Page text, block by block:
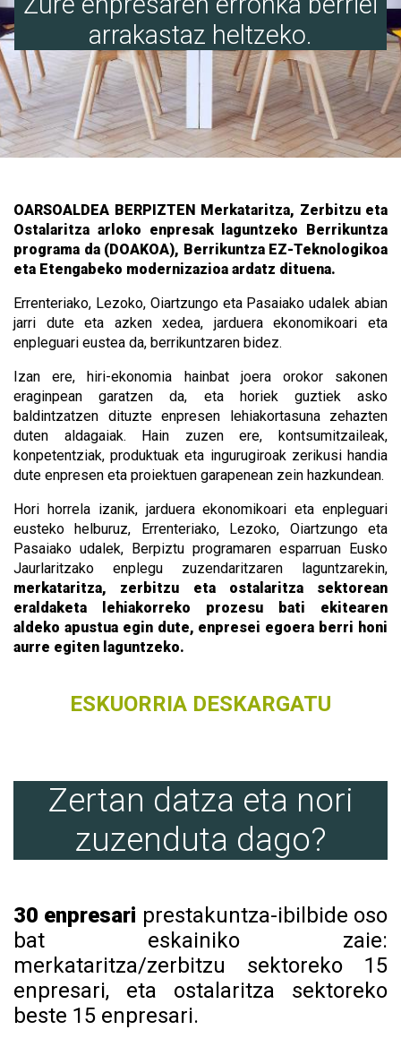
arrakastaz heltzeko.
OARSOALDEA BERPIZTEN Merkataritza, Zerbitzu eta
Ostalaritza arloko enpresak laguntzeko Berrikuntza
programa da (DOAKOA), Berrikuntza EZ-Teknologikoa
eta Etengabeko modernizazioa ardatz dituena.
Errenteriako, Lezoko, Oiartzungo eta Pasaiako udalek abian
jarri dute eta azken xedea, jarduera ekonomikoari eta
enpleguari eustea da, berrikuntzaren bidez.
Izan ere, hiri-ekonomia hainbat joera orokor sakonen
eraginpean garatzen da, eta horiek guztiek asko
baldintzatzen dituzte enpresen lehiakortasuna zehazten
duten aldagaiak. Hain zuzen ere, kontsumitzaileak,
konpetentziak, produktuak eta ingurugiroak zerikusi handia
dute enpresen eta proiektuen garapenean zein hazkundean.
Hori horrela izanik, jarduera ekonomikoari eta enpleguari
eusteko helburuz, Errenteriako, Lezoko, Oiartzungo eta
Pasaiako udalek, Berpiztu programaren esparruan Eusko
Jaurlaritzako enplegu zuzendaritzaren laguntzarekin,
merkataritza, zerbitzu eta ostalaritza sektorean
eraldaketa lehiakorreko prozesu bati ekitearen
aldeko apustua egin dute, enpresei egoera berri honi
aurre egiten laguntzeko.
ESKUORRIA DESKARGATU
Zertan datza eta nori
zuzenduta dago?
30 enpresari prestakuntza-ibilbide oso
bat eskainiko zaie:
merkataritza/zerbitzu sektoreko 15
enpresari, eta ostalaritza sektoreko
beste 15 enpresari.